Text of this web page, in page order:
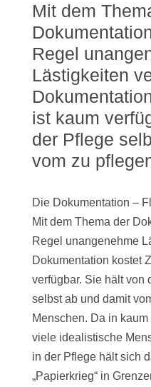
Mit dem
Regel
Lästigkeiten
ist kaum
der Pflege
vom zu
Die Dokumentation –
Mit dem Thema der
Regel unangenehme
Dokumentation kostet
verfügbar. Sie hält von
selbst ab und damit
Menschen. Da in
viele idealistische
in der Pflege hält sich
„Papierkrieg“ in